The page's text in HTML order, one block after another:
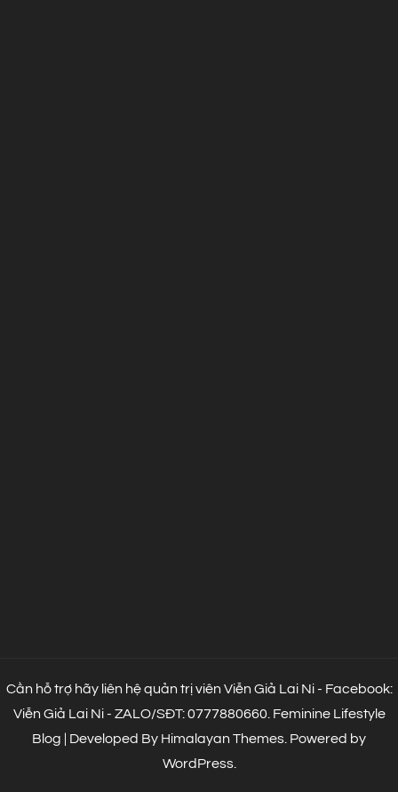
Cần hỗ trợ hãy liên hệ quản trị viên Viễn Giả Lai Ni - Facebook:
Viễn Giả Lai Ni - ZALO/SĐT: 0777880660. Feminine Lifestyle
Blog | Developed By Himalayan Themes Powered by
WordPress.